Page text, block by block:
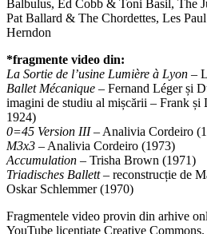
Balbulus, Ed Cobb & Toni Basil, The
Pat Ballard & The Chordettes, Les
Herndon
*fragmente video din:
La Sortie de l’usine Lumière à Lyon –
Ballet Mécanique – Fernand Léger și
imagini de studiu al mișcării – Frank
1924)
0=45 Version III– Analivia Cordeiro
M3x3 – Analivia Cordeiro (1973)
Accumulation – Trisha Brown (1971)
Triadisches Ballett– reconstrucție de
Oskar Schlemmer (1970)
Fragmentele video provin din arhive
YouTube licențiate Creative Commons.